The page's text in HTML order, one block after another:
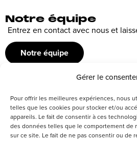
Gérer le
Pour offrir les meilleures expériences, nous
telles que les cookies pour stocker et/ou
appareils. Le fait de consentir à ces
des données telles que le comportement de
sur ce site. Le fait de ne pas consentir ou de
Notre équipe
Entrez en contact avec nous et
Notre équipe
Recrutement
Découvrez nos offres d’emploi ou
spontanée